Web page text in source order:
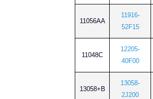
11056AA
11916-
52F15
11048C
12205-
40F00
13058+B
13058-
2J200